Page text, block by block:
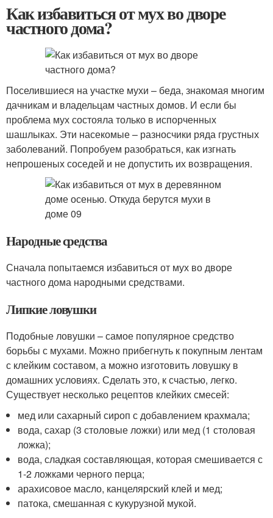
Как избавиться от мух во дворе
частного дома?
Поселившиеся на участке мухи – беда, знакомая многим
дачникам и владельцам частных домов. И если бы
проблема мух состояла только в испорченных
шашлыках. Эти насекомые – разносчики ряда грустных
заболеваний. Попробуем разобраться, как изгнать
непрошеных соседей и не допустить их возвращения.
Народные средства
Сначала попытаемся избавиться от мух во дворе
частного дома народными средствами.
Липкие ловушки
Подобные ловушки – самое популярное средство
борьбы с мухами. Можно прибегнуть к покупным лентам
с клейким составом, а можно изготовить ловушку в
домашних условиях. Сделать это, к счастью, легко.
Существует несколько рецептов клейких смесей:
мед или сахарный сироп с добавлением крахмала;
вода, сахар (3 столовые ложки) или мед (1 столовая
ложка);
вода, сладкая составляющая, которая смешивается с
1-2 ложками черного перца;
арахисовое масло, канцелярский клей и мед;
патока, смешанная с кукурузной мукой.